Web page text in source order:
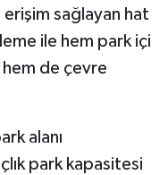
sağlayan hat
ile hem park içi
de çevre
alanı
park kapasitesi